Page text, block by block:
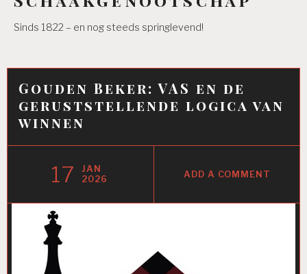
Sinds 1822 – en nog steeds springlevend!
Gouden Beker: VAS en de
geruststellende logica van
winnen
17
JAN
2026
ADD A COMMENT